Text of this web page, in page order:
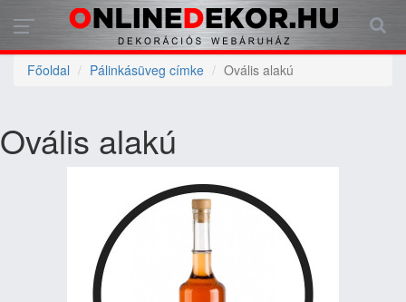
Főoldal Pálinkásüveg címke Ovális alakú
Ovális alakú